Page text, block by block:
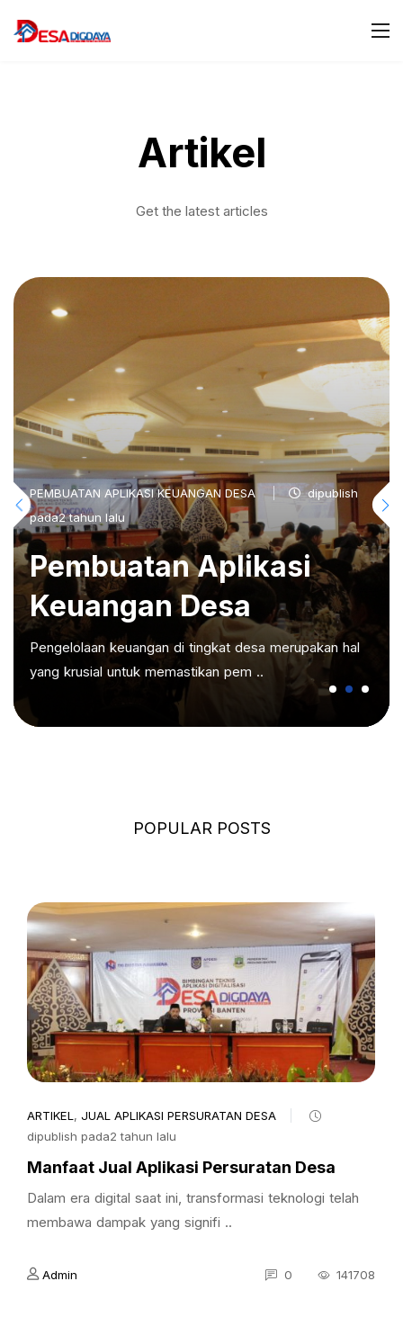
Artikel
Get the latest articles
PEMBUATAN APLIKASI KEUANGAN DESA
dipublish
pada2 tahun lalu
Pembuatan Aplikasi
Keuangan Desa
Pengelolaan keuangan di tingkat desa merupakan hal
yang krusial untuk memastikan pem ..
POPULAR POSTS
ARTIKEL , JUAL APLIKASI PERSURATAN DESA
dipublish pada2 tahun lalu
Manfaat Jual Aplikasi Persuratan Desa
Dalam era digital saat ini, transformasi teknologi telah
membawa dampak yang signifi ..
Admin 0 141708